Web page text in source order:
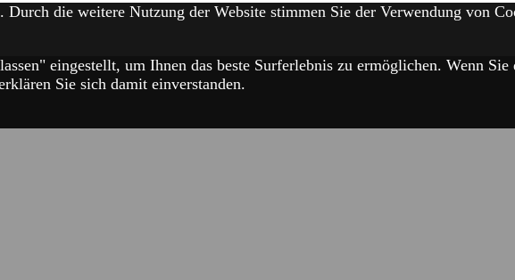
die weitere Nutzung der Website stimmen Sie der Verwendung von
eingestellt, um Ihnen das beste Surferlebnis zu ermöglichen. Wenn
Sie sich damit einverstanden.